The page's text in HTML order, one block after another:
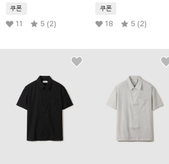
쿠폰
11 5 (2)
쿠폰
18 5 (2)